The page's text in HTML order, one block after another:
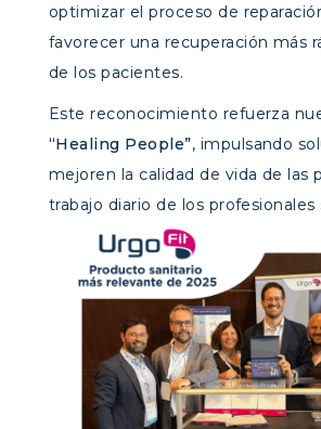
optimizar el proceso de
favorecer una recuperación más
de los pacientes.
Este reconocimiento refuerza
“Healing People”, impulsando
mejoren la calidad de vida de las
trabajo diario de los profesionales